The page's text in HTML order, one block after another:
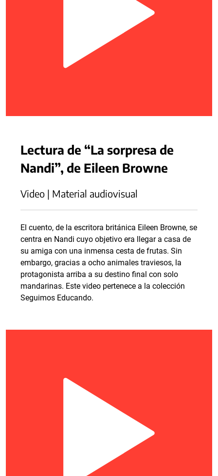
Lectura de “La sorpresa de
Nandi”, de Eileen Browne
Video | Material audiovisual
El cuento, de la escritora británica Eileen Browne, se
centra en Nandi cuyo objetivo era llegar a casa de
su amiga con una inmensa cesta de frutas. Sin
embargo, gracias a ocho animales traviesos, la
protagonista arriba a su destino final con solo
mandarinas. Este video pertenece a la colección
Seguimos Educando.